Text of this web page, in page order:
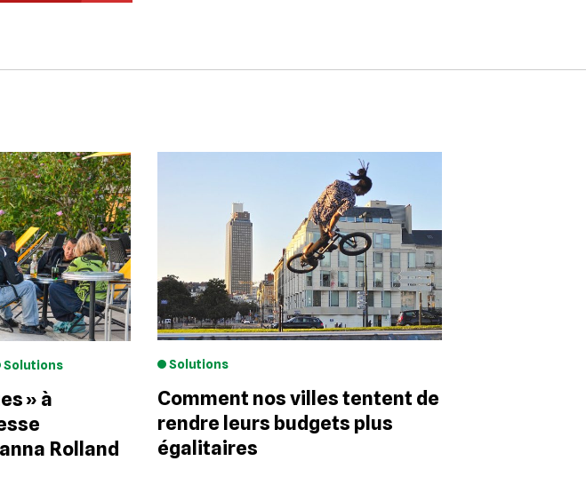
Solutions
» à
Rolland
Solutions
Comment nos villes tentent de
rendre leurs budgets plus
égalitaires